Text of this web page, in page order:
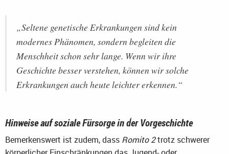
„Seltene genetische Erkrankungen sind kein
modernes Phänomen, sondern begleiten die
Menschheit schon sehr lange. Wenn wir ihre
Geschichte besser verstehen, können wir solche
Erkrankungen auch heute leichter erkennen.“
Hinweise auf soziale Fürsorge in der Vorgeschichte
Bemerkenswert ist zudem, dass Romito 2trotz schwerer